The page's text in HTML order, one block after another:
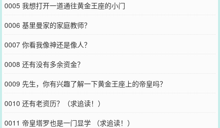
0005 我想打开一道通往黄金王座的小门
0006 基里曼家的家庭教师？
0007 你看我像神还是像人？
0008 还有没有多余资金？
0009 先生，你有兴趣了解一下黄金王座上的帝皇吗？
0010 还有老资历？（求追读！）
0011 帝皇塔罗也是一门显学 （求追读！）